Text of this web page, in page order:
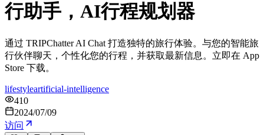
行助手，AI行程规划器
通过 TRIPChatter AI Chat 打造独特的旅行体验。与您的智能旅
行伙伴聊天，个性化您的行程，并获取最新信息。立即在 App
Store 下载。
lifestyleartificial-intelligence
410
2024/07/09
访问